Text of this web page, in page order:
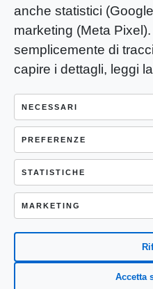
anche statistici
marketing (Meta
semplicemente di
capire i dettagli, leggi
NECESSARI
PREFERENZE
STATISTICHE
MARKETING
Accetta
YOU-ng Slow
giornalistica di
Registrazione presso
Capua Vetere (CE)
ISSN 3103-4683
P.IVA: 04755530617
Sede Legale:
NERONI 11 CAP 81100